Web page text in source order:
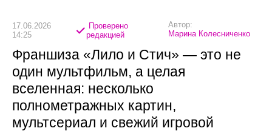
17.06.2026
14:25
Проверено
редакцией
Автор:
Марина Колесниченко
Франшиза «Лило и Стич» — это не
один мультфильм, а целая
вселенная: несколько
полнометражных картин,
мультсериал и свежий игровой